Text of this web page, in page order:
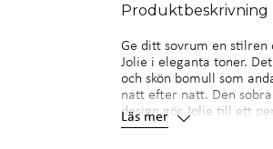
Produktbeskrivning
Ge ditt sovrum en stilren
Jolie i eleganta toner.
och skön bomull som
natt efter natt. Den
design gör Jolie till ett
moderna sovrum.
Läs mer